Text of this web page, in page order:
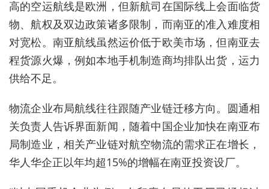
高的空运航线是欧洲，但新航司在国际线上会面临货
物、航权及双边政策诸多限制，而南亚的准入难度相
对宽松。南亚航线虽然运价低于欧美市场，但南亚去
程货源火爆，例如本地手机制造商均排队出货，运力
供给不足。
物流企业布局航线往往跟随产业链迁移方向。圆通相
关负责人告诉界面新闻，随着中国企业加快在南亚布
局制造业，相关产业链对航空物流的需求正在增长，
华人华企正以年均超15%的增幅在南亚投资设厂。